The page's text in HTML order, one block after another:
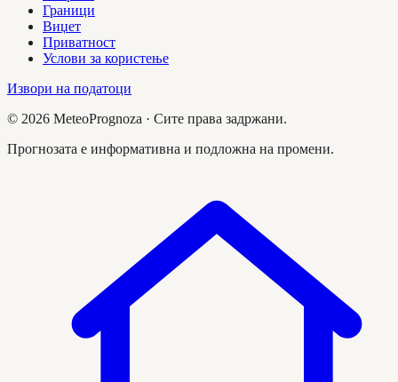
Граници
Виџет
Приватност
Услови за користење
Извори на податоци
© 2026 MeteoPrognoza · Сите права задржани.
Прогнозата е информативна и подложна на промени.